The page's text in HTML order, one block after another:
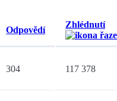
Odpovědí
Zhlédnutí
304 117 378